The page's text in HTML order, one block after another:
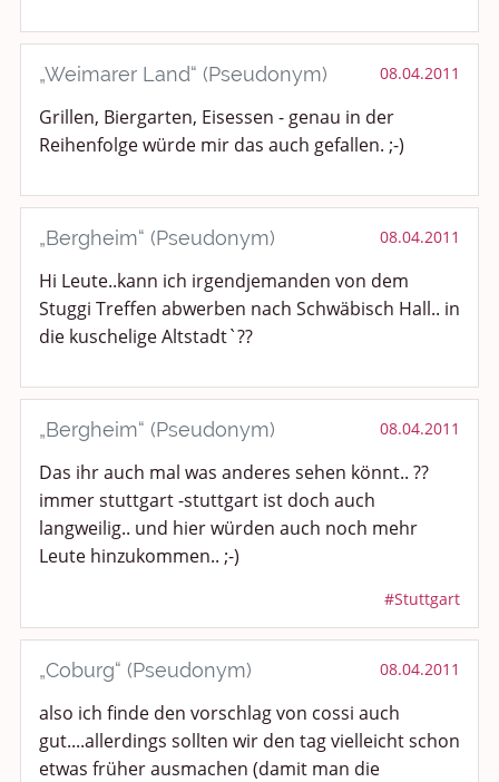
„Weimarer Land“ (Pseudonym) 08.04.2011
Grillen, Biergarten, Eisessen - genau in der
Reihenfolge würde mir das auch gefallen. ;-)
„Bergheim“ (Pseudonym) 08.04.2011
Hi Leute..kann ich irgendjemanden von dem
Stuggi Treffen abwerben nach Schwäbisch Hall.. in
die kuschelige Altstadt`??
„Bergheim“ (Pseudonym) 08.04.2011
Das ihr auch mal was anderes sehen könnt.. ??
immer stuttgart -stuttgart ist doch auch
langweilig.. und hier würden auch noch mehr
Leute hinzukommen.. ;-)
#Stuttgart
„Coburg“ (Pseudonym) 08.04.2011
also ich finde den vorschlag von cossi auch
gut....allerdings sollten wir den tag vielleicht schon
etwas früher ausmachen (damit man die